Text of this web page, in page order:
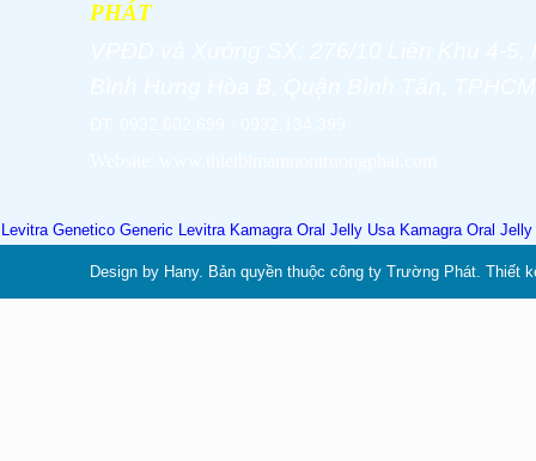
PHÁT
Design by Hany. Bản quyền thuộc công ty Trường Phát. Thiết
Levitra Genetico Generic Levitra Kamagra Oral Jelly Usa Kamagra Oral